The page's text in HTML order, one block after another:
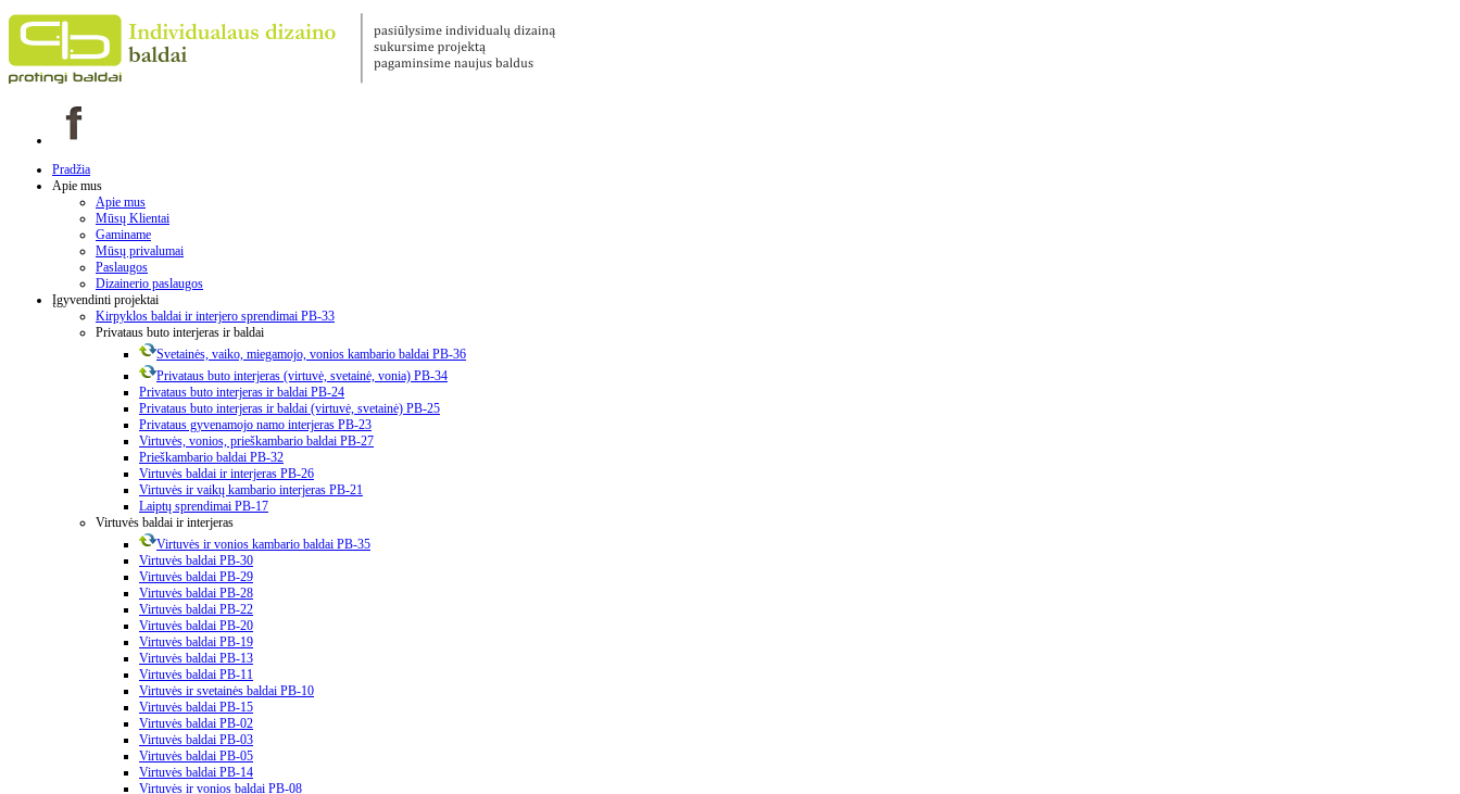
Pradžia
Apie mus
Apie mus
Mūsų Klientai
Gaminame
Mūsų privalumai
Paslaugos
Dizainerio paslaugos
Įgyvendinti projektai
Kirpyklos baldai ir interjero sprendimai PB-33
Privataus buto interjeras ir baldai
Svetainės, vaiko, miegamojo, vonios kambario baldai PB-36
Privataus buto interjeras (virtuvė, svetainė, vonia) PB-34
Privataus buto interjeras ir baldai PB-24
Privataus buto interjeras ir baldai (virtuvė, svetainė) PB-25
Privataus gyvenamojo namo interjeras PB-23
Virtuvės, vonios, prieškambario baldai PB-27
Prieškambario baldai PB-32
Virtuvės baldai ir interjeras PB-26
Virtuvės ir vaikų kambario interjeras PB-21
Laiptų sprendimai PB-17
Virtuvės baldai ir interjeras
Virtuvės ir vonios kambario baldai PB-35
Virtuvės baldai PB-30
Virtuvės baldai PB-29
Virtuvės baldai PB-28
Virtuvės baldai PB-22
Virtuvės baldai PB-20
Virtuvės baldai PB-19
Virtuvės baldai PB-13
Virtuvės baldai PB-11
Virtuvės ir svetainės baldai PB-10
Virtuvės baldai PB-15
Virtuvės baldai PB-02
Virtuvės baldai PB-03
Virtuvės baldai PB-05
Virtuvės baldai PB-14
Virtuvės ir vonios baldai PB-08